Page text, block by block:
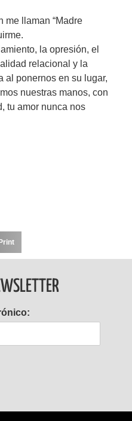
me llaman “Madre
la opresión, el
relacional y la
al ponernos en su lugar,
nuestras manos, con
tu amor nunca nos